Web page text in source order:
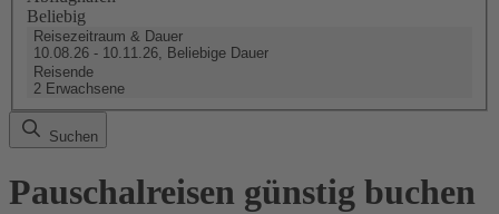
Beliebig
Reisezeitraum & Dauer
10.08.26 - 10.11.26, Beliebige Dauer
Reisende
2 Erwachsene
Suchen
Pauschalreisen günstig buchen